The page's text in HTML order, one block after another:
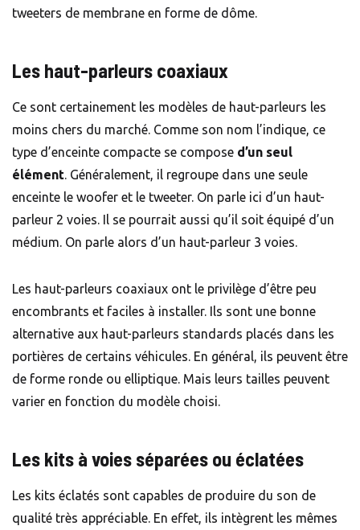
tweeters de membrane en forme de dôme.
Les haut-parleurs coaxiaux
Ce sont certainement les modèles de haut-parleurs les
moins chers du marché. Comme son nom l’indique, ce
type d’enceinte compacte se compose d’un seul
élément. Généralement, il regroupe dans une seule
enceinte le woofer et le tweeter. On parle ici d’un haut-
parleur 2 voies. Il se pourrait aussi qu’il soit équipé d’un
médium. On parle alors d’un haut-parleur 3 voies.
Les haut-parleurs coaxiaux ont le privilège d’être peu
encombrants et faciles à installer. Ils sont une bonne
alternative aux haut-parleurs standards placés dans les
portières de certains véhicules. En général, ils peuvent être
de forme ronde ou elliptique. Mais leurs tailles peuvent
varier en fonction du modèle choisi.
Les kits à voies séparées ou éclatées
Les kits éclatés sont capables de produire du son de
qualité très appréciable. En effet, ils intègrent les mêmes